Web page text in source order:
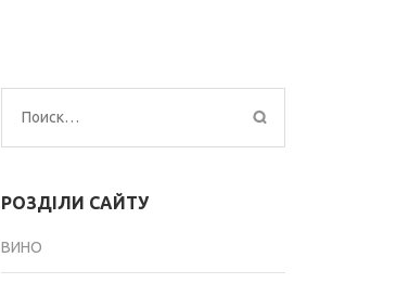
Найти:
РОЗДІЛИ САЙТУ
ВИНО